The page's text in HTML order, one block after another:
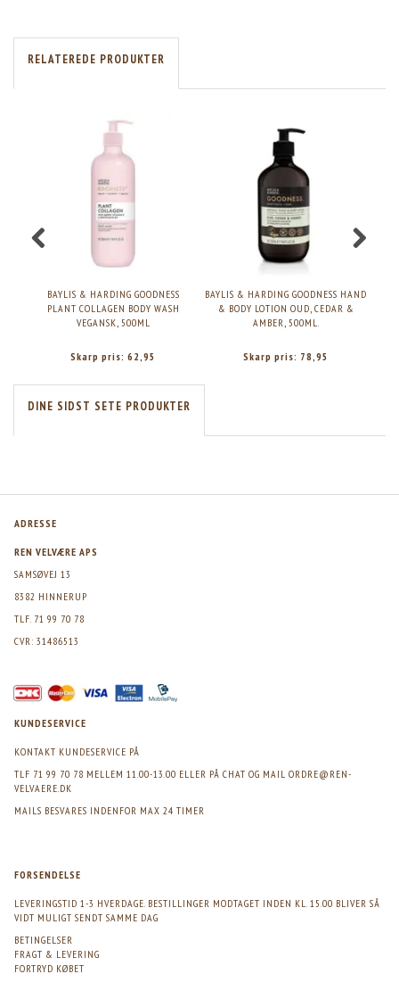
RELATEREDE PRODUKTER
BAYLIS & HARDING GOODNESS
PLANT COLLAGEN BODY WASH
VEGANSK, 500ML
Skarp pris: 62,95
BAYLIS & HARDING GOODNESS HAND
& BODY LOTION OUD, CEDAR &
AMBER, 500ML.
Skarp pris: 78,95
DINE SIDST SETE PRODUKTER
ADRESSE
REN VELVÆRE APS
SAMSØVEJ 13
8382 HINNERUP
TLF. 71 99 70 78
CVR: 31486513
KUNDESERVICE
KONTAKT KUNDESERVICE PÅ
TLF 71 99 70 78 MELLEM 11.00-13.00 ELLER PÅ CHAT OG MAIL ORDRE@REN-
VELVAERE.DK
MAILS BESVARES INDENFOR MAX 24 TIMER
FORSENDELSE
LEVERINGSTID 1-3 HVERDAGE. BESTILLINGER MODTAGET INDEN KL. 15.00 BLIVER SÅ
VIDT MULIGT SENDT SAMME DAG
BETINGELSER
FRAGT & LEVERING
FORTRYD KØBET